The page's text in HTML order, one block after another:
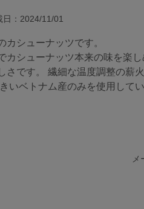
日：2024/11/01
カシューナッツです。
カシューナッツ本来の味を楽
さです。 繊細な温度調整の薪
いベトナム産のみを使用してい
メ